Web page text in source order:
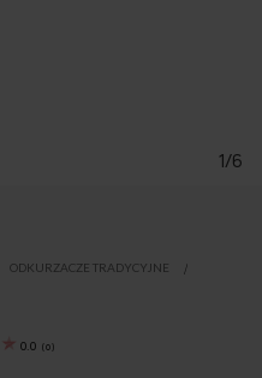
1/6
ODKURZACZE TRADYCYJNE
0.0 (0)